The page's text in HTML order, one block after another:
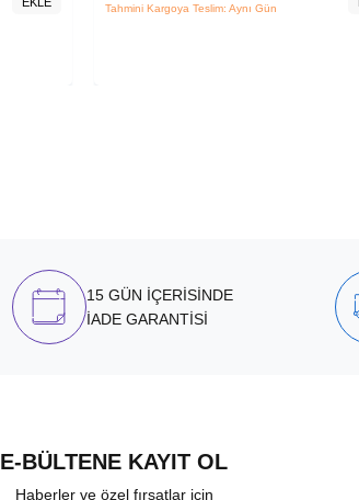
Tahmini Kargoya Teslim: Aynı Gün
15 GÜN İÇERİSİNDE
İADE GARANTİSİ
E-BÜLTENE KAYIT OL
Haberler ve özel fırsatlar için